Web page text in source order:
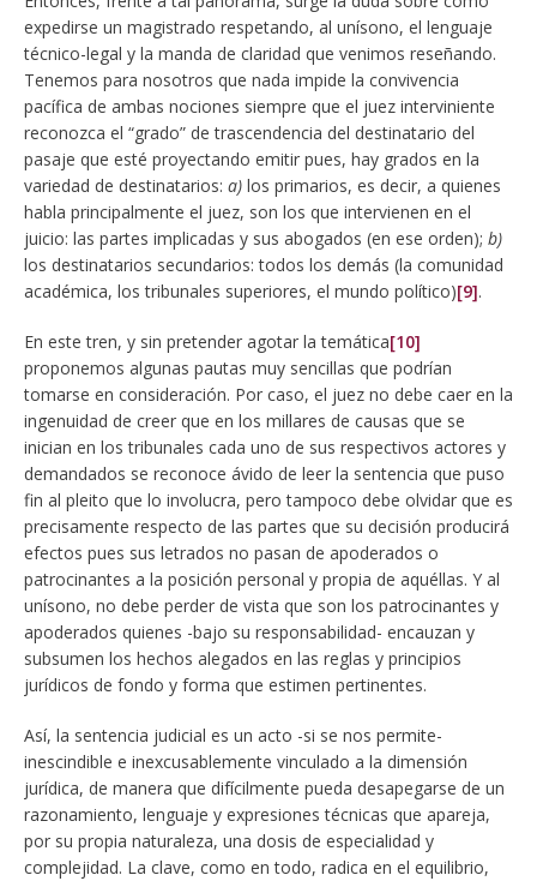
expedirse un magistrado respetando, al unísono, el lenguaje
técnico-legal y la manda de claridad que venimos reseñando.
Tenemos para nosotros que nada impide la convivencia
pacífica de ambas nociones siempre que el juez interviniente
reconozca el “grado” de trascendencia del destinatario del
pasaje que esté proyectando emitir pues, hay grados en la
variedad de destinatarios: a) los primarios, es decir, a quienes
habla principalmente el juez, son los que intervienen en el
juicio: las partes implicadas y sus abogados (en ese orden); b)
los destinatarios secundarios: todos los demás (la comunidad
académica, los tribunales superiores, el mundo político)[9].
En este tren, y sin pretender agotar la temática[10]
proponemos algunas pautas muy sencillas que podrían
tomarse en consideración. Por caso, el juez no debe caer en la
ingenuidad de creer que en los millares de causas que se
inician en los tribunales cada uno de sus respectivos actores y
demandados se reconoce ávido de leer la sentencia que puso
fin al pleito que lo involucra, pero tampoco debe olvidar que es
precisamente respecto de las partes que su decisión producirá
efectos pues sus letrados no pasan de apoderados o
patrocinantes a la posición personal y propia de aquéllas. Y al
unísono, no debe perder de vista que son los patrocinantes y
apoderados quienes -bajo su responsabilidad- encauzan y
subsumen los hechos alegados en las reglas y principios
jurídicos de fondo y forma que estimen pertinentes.
Así, la sentencia judicial es un acto -si se nos permite-
inescindible e inexcusablemente vinculado a la dimensión
jurídica, de manera que difícilmente pueda desapegarse de un
razonamiento, lenguaje y expresiones técnicas que apareja,
por su propia naturaleza, una dosis de especialidad y
complejidad. La clave, como en todo, radica en el equilibrio,